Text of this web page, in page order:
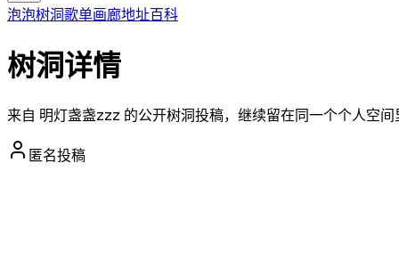
泡泡树洞歌单画廊地址百科
树洞详情
来自 明灯盏盏zzz 的公开树洞投稿，继续留在同一个个人空间
匿名投稿